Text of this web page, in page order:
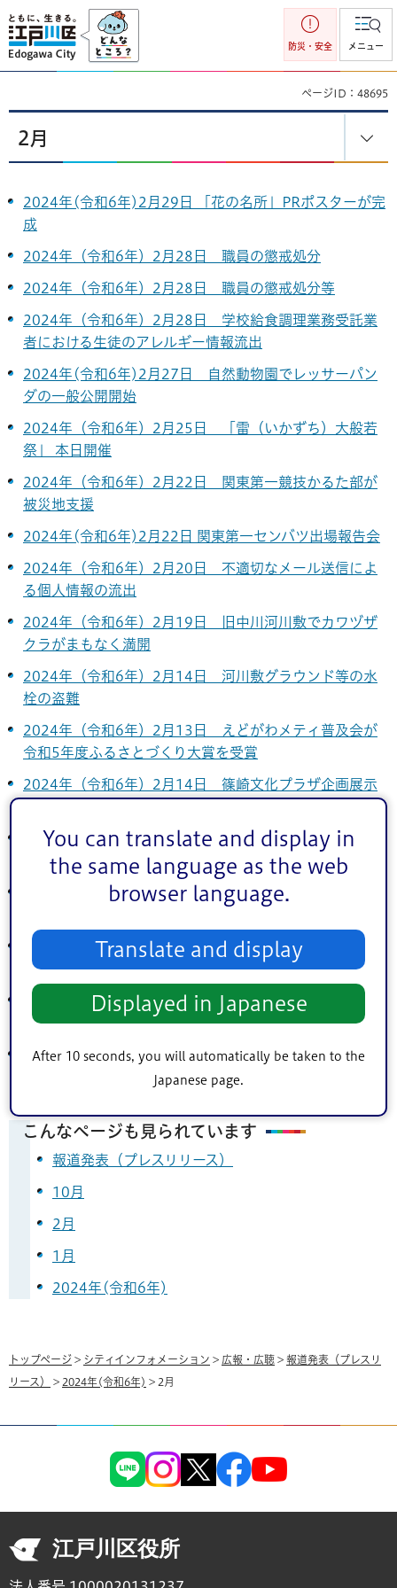
You can translate and display in
the same language as the web
browser language.
Translate and display
Displayed in Japanese
After 10 seconds, you will automatically be taken to the
Japanese page.
江戸川区
防災・安全 メニュー
ページID：48695
2月
2024年(令和6年)2月29日 「花の名所」PRポスターが完
成
2024年（令和6年）2月28日 職員の懲戒処分
2024年（令和6年）2月28日 職員の懲戒処分等
2024年（令和6年）2月28日 学校給食調理業務受託業
者における生徒のアレルギー情報流出
2024年(令和6年)2月27日 自然動物園でレッサーパン
ダの一般公開開始
2024年（令和6年）2月25日 「雷（いかずち）大般若
祭」 本日開催
2024年（令和6年）2月22日 関東第一競技かるた部が
被災地支援
2024年(令和6年)2月22日 関東第一センバツ出場報告会
2024年（令和6年）2月20日 不適切なメール送信によ
る個人情報の流出
2024年（令和6年）2月19日 旧中川河川敷でカワヅザ
クラがまもなく満開
2024年（令和6年）2月14日 河川敷グラウンド等の水
栓の盗難
2024年（令和6年）2月13日 えどがわメティ普及会が
令和5年度ふるさとづくり大賞を受賞
2024年（令和6年）2月14日 篠崎文化プラザ企画展示
2024年（令和6年）2月8日 生活保護事務を担当する区
職員の不祥事
2024年(令和6年)2月8日 ミッフィーとダーンの障害者
2024年（令和6年）2月5日 令和6年度当初予算案 区
長記者会見の開催
2024年（令和6年）2月2日 能登地震で被災された方々
への義援金総額1,200万円超送金
2024年（令和6年）2月1日 「結婚パスポート」 本日か
こんなページも見られています
報道発表（プレスリリース）
10月
2月
1月
2024年(令和6年)
トップページ > シティインフォメーション > 広報・広聴 > 報道発表（プレスリ
リース） > 2024年(令和6年) > 2月
江戸川区役所